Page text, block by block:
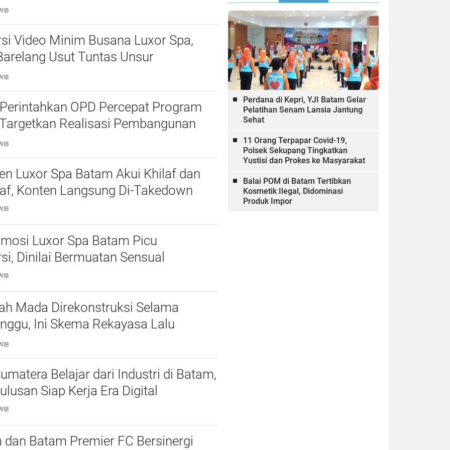
Video Minim Busana Luxor Spa,
Usut Tuntas Unsur
Hukum
OPD Percepat Program
Realisasi Pembangunan
Persen
Luxor Spa Batam Akui Khilaf dan
Konten Langsung Di-Takedown
Luxor Spa Batam Picu
Dinilai Bermuatan Sensual
Mada Direkonstruksi Selama
Ini Skema Rekayasa Lalu
Belajar dari Industri di Batam,
Siap Kerja Era Digital
dan Batam Premier FC Bersinergi
Perdana di Kepri, YJI Batam Gelar
Pelatihan Senam Lansia Jantung
Sehat
11 Orang Terpapar Covid-19,
Polsek Sekupang Tingkatkan
Yustisi dan Prokes ke Masyarakat
Balai POM di Batam Tertibkan
Kosmetik Ilegal, Didominasi
Produk Impor